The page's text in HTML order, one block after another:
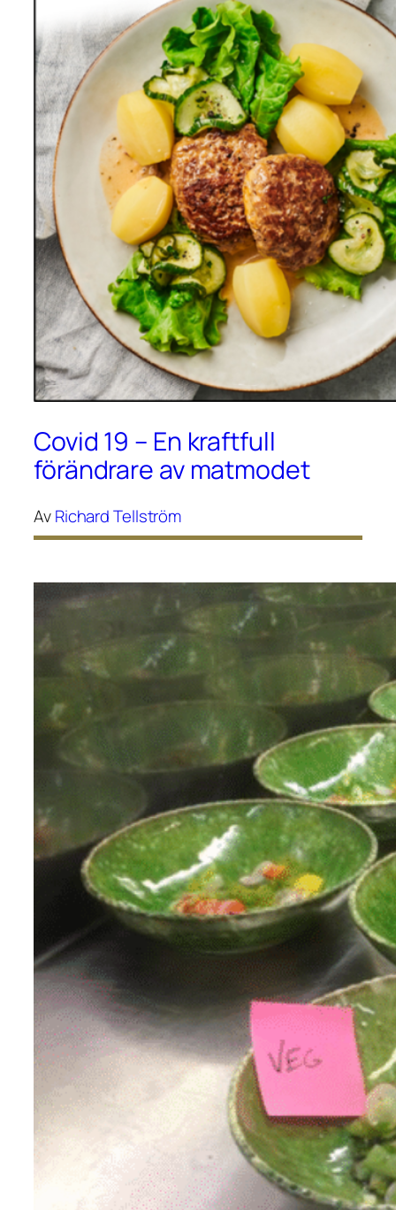
Covid 19 – En kraftfull
förändrare av matmodet
AvRichard Tellström